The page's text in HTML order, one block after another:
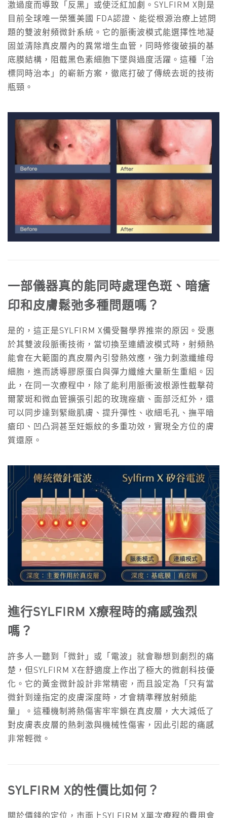
激過度而導致「反黑」或使泛紅加劇。SYLFIRM X則是
目前全球唯一榮獲美國 FDA認證、能從根源治療上述問
題的雙波射頻微針系統。它的脈衝波模式能選擇性地凝
固並清除真皮層內的異常增生血管，同時修復破損的基
底膜結構，阻截黑色素細胞下墜與過度活躍。這種「治
標同時治本」的嶄新方案，徹底打破了傳統去斑的技術
瓶頸。
一部儀器真的能同時處理色斑、暗瘡
印和皮膚鬆弛多種問題嗎？
是的，這正是SYLFIRM X備受醫學界推崇的原因。受惠
於其雙波段脈衝技術，當切換至連續波模式時，射頻熱
能會在大範圍的真皮層內引發熱效應，強力刺激纖維母
細胞，進而誘導膠原蛋白與彈力纖維大量新生重組。因
此，在同一次療程中，除了能利用脈衝波根源性截擊荷
爾蒙斑和微血管擴張引起的玫瑰痤瘡、面部泛紅外，還
可以同步達到緊緻肌膚、提升彈性、收細毛孔、撫平暗
瘡印、凹凸洞甚至妊娠紋的多重功效，實現全方位的膚
質還原。
進行SYLFIRM X療程時的痛感強烈
嗎？
許多人一聽到「微針」或「電波」就會聯想到劇烈的痛
楚，但SYLFIRM X在舒適度上作出了極大的微創科技優
化。它的黃金微針設計非常精密，而且設定為「只有當
微針到達指定的皮膚深度時，才會精準釋放射頻能
量」。這種機制將熱傷害牢牢鎖在真皮層，大大減低了
對皮膚表皮層的熱刺激與機械性傷害，因此引起的痛感
非常輕微。
SYLFIRM X的性價比如何？